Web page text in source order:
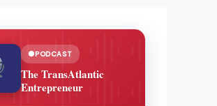
PODCAST
The TransAtlantic
Entrepreneur